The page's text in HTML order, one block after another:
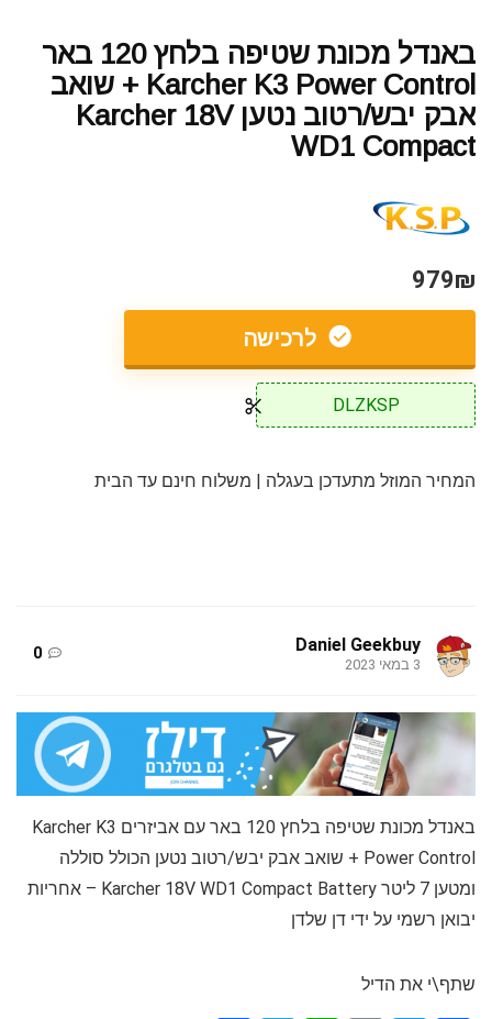
באנדל מכונת שטיפה בלחץ 120 באר
Karcher K3 Power Control + שואב
אבק יבש/רטוב נטען Karcher 18V
WD1 Compact
979₪
לרכישה
DLZKSP
המחיר המוזל מתעדכן בעגלה | משלוח חינם עד הבית
Daniel Geekbuy
3 במאי 2023
0
באנדל מכונת שטיפה בלחץ 120 באר עם אביזרים Karcher K3
Power Control + שואב אבק יבש/רטוב נטען הכולל סוללה
ומטען 7 ליטר Karcher 18V WD1 Compact Battery – אחריות
יבואן רשמי על ידי דן שלדן
שתף\י את הדיל